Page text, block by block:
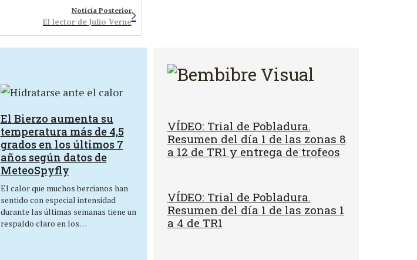
Noticia Posterior
El lector de Julio Verne
El Bierzo aumenta su
temperatura más de 4,5
grados en los últimos 7
años según datos de
MeteoSpyfly
El calor que muchos bercianos han
sentido con especial intensidad
durante las últimas semanas tiene un
respaldo claro en los…
VÍDEO: Trial de Pobladura.
Resumen del día 1 de las zonas 8
a 12 de TR1 y entrega de trofeos
VÍDEO: Trial de Pobladura.
Resumen del día 1 de las zonas 1
a 4 de TR1